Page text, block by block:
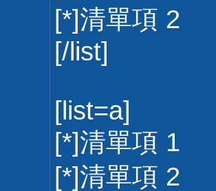
[*]清單項 2
[/list]
[list=a]
[*]清單項 1
[*]清單項 2